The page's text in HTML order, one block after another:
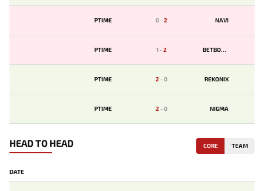
PTIME 0-2 NAVI
PTIME 1-2 BETBOOM
PTIME 2-0 REKONIX
PTIME 2-0 NIGMA
HEAD TO HEAD CORE TEAM
DATE